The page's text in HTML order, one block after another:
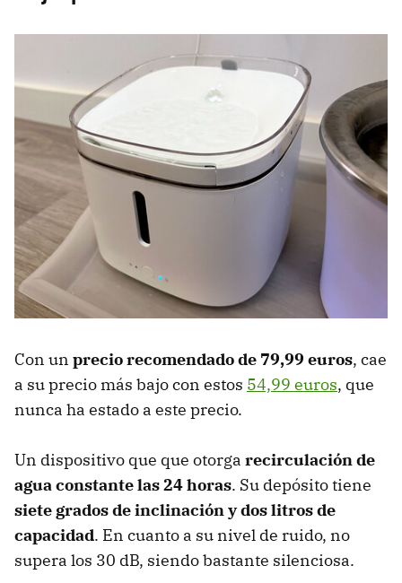
Con un precio recomendado de 79,99 euros, cae
a su precio más bajo con estos 54,99 euros, que
nunca ha estado a este precio.
Un dispositivo que que otorga recirculación de
agua constante las 24 horas. Su depósito tiene
siete grados de inclinación y dos litros de
capacidad. En cuanto a su nivel de ruido, no
supera los 30 dB, siendo bastante silenciosa.